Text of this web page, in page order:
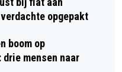
opgepakt
boom op
mensen naar